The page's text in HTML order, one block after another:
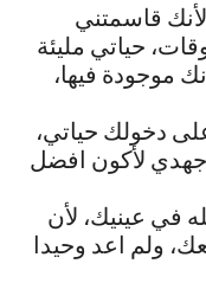
قاسمتني
حياتي مليئة
موجودة فيها،
دخولك حياتي،
لأكون افضل
في عينيك، لأن
ولم اعد وحيدا